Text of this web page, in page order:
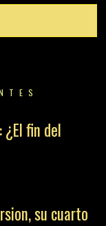
¿El fin del
su cuarto